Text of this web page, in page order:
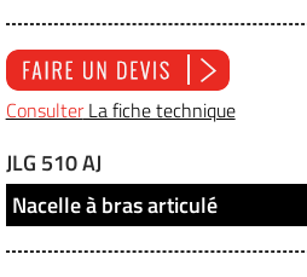
ConsulterLa fiche technique
JLG 510 AJ
Nacelle à bras articulé